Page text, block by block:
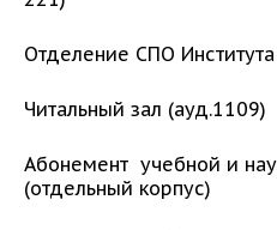
Отделение СПО
Читальный зал (ауд.1109)
Абонемент учебной и
(отдельный корпус)